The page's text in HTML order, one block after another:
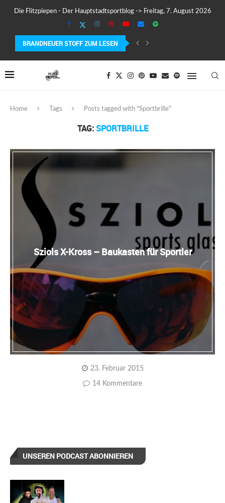
Die Flitzpiepen - Der Hauptstadtsportblog -> Freitag, 7. August 2026
BRANDNEUER STOFF ZUM LESEN
MEIN ERSTER MARATHON: 42,195 KILOMETER PURE VERRÜCKTHEIT,
Home Tags Posts tagged with "Sportbrille"
TAG: SPORTBRILLE
Sziols X-Kross – Baukasten für Sportler
23. Februar 2015
14 Kommentare
UNSEREN PODCAST ABONNIEREN